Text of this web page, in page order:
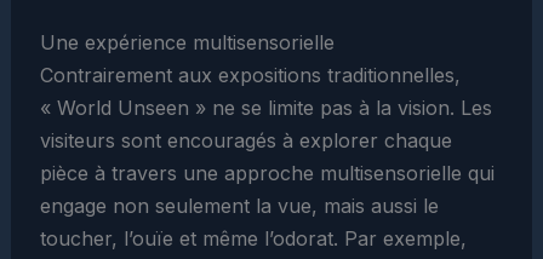
Une expérience multisensorielle
Contrairement aux expositions traditionnelles,
« World Unseen » ne se limite pas à la vision. Les
visiteurs sont encouragés à explorer chaque
pièce à travers une approche multisensorielle qui
engage non seulement la vue, mais aussi le
toucher, l’ouïe et même l’odorat. Par exemple,